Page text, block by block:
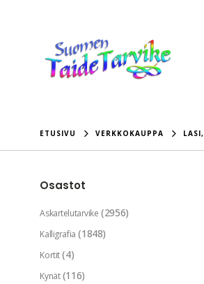
ETUSIVU VERKKOKAUPPA LASI,
Osastot
Askartelutarvike (2956)
Kalligrafia (1848)
Kortit (4)
Kynät (116)